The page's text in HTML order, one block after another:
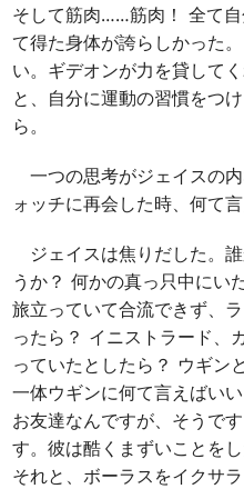
そして筋肉……筋肉！ 全て
て得た身体が誇らしかった
い。ギデオンが力を貸して
と、自分に運動の習慣をつ
ら。
一つの思考がジェイスの
ォッチに再会した時、何て
ジェイスは焦りだした。
うか？ 何かの真っ只中にい
旅立っていて合流できず、
ったら？ イニストラード、
っていたとしたら？ ウギン
一体ウギンに何て言えばい
お友達なんですが、そうで
す。彼は酷くまずいことを
それと、ボーラスをイクサ